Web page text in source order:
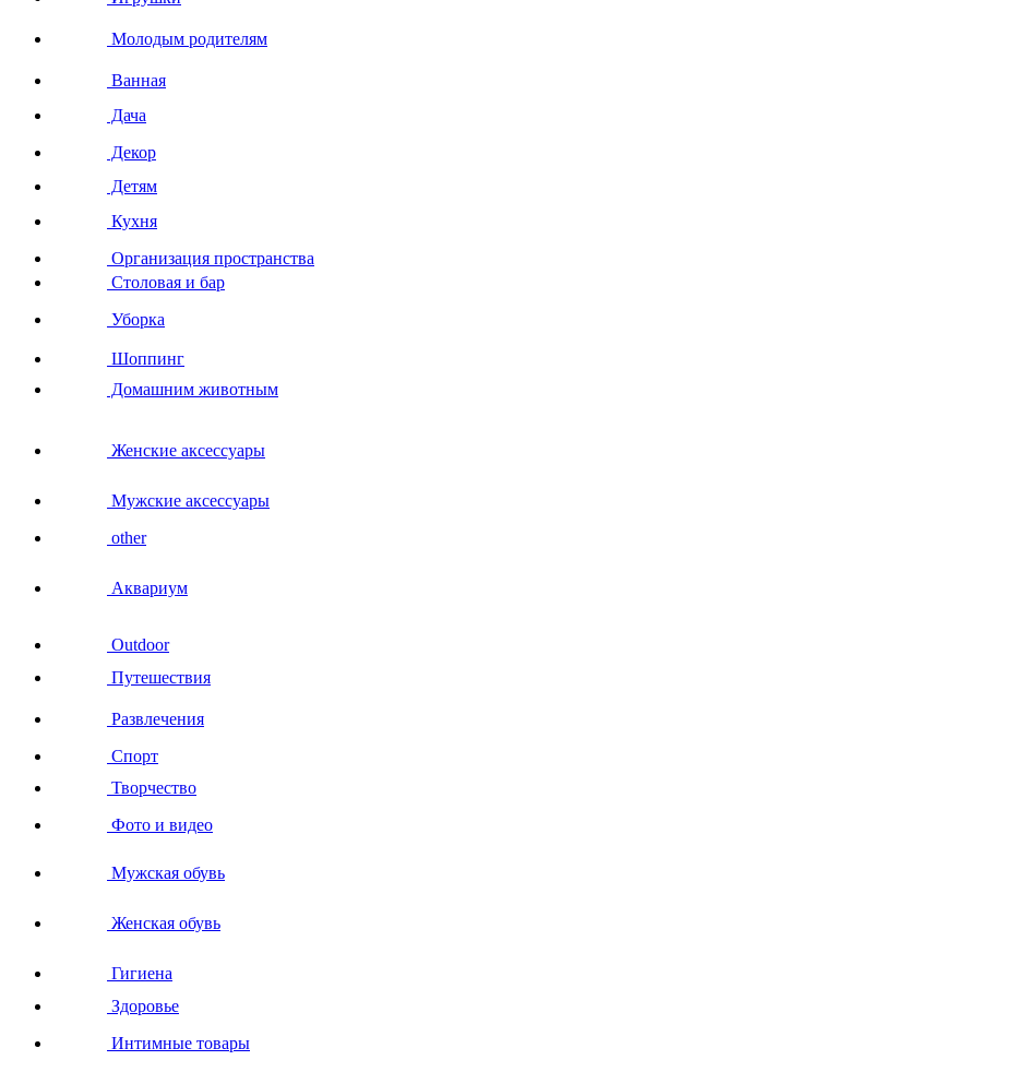
Молодым родителям
Ванная
Дача
Декор
Детям
Кухня
Организация пространства
Столовая и бар
Уборка
Шоппинг
Домашним животным
Женские аксессуары
Мужские аксессуары
other
Аквариум
Outdoor
Путешествия
Развлечения
Спорт
Творчество
Фото и видео
Мужская обувь
Женская обувь
Гигиена
Здоровье
Интимные товары